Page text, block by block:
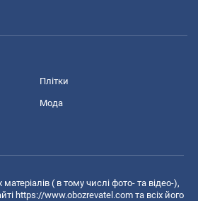
Плітки
Мода
( в тому числі фото- та відео-),
https://www.obozrevatel.com та всіх його